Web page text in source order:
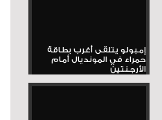
إمبولو يتلقى أغرب بطاقة
حمراء في المونديال أمام
الأرجنتين